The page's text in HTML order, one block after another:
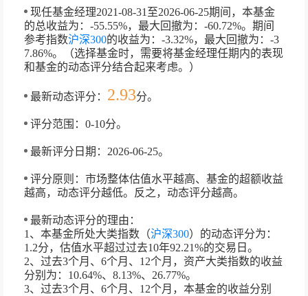
现任基金经理2021-08-31至2026-06-25期间，本基金
的总收益为：-55.55%，最大回撤为：-60.72%。期间
参考指数沪深300的收益为：-3.32%，最大回撤为：-3
7.86%。（选择基金时，需要将基金经理任期内的表现
和基金的动态评分结合起来考虑。）
最新动态评分： 2.93分。
评分范围：0-10分。
最新评分日期：2026-06-25。
评分原则：市场整体估值水平越高、基金的超额收益
越高，动态评分越低。反之，动态评分越高。
最新动态评分的理由：
1、本基金所处大类指数（沪深300）的动态评分为：
1.2分，估值水平超过过去10年92.21%的交易日。
2、过去3个月、6个月、12个月，资产大类指数的收益
分别为：10.64%、8.13%、26.77%。
3、过去3个月、6个月、12个月，本基金的收益分别